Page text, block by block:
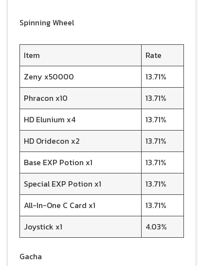
Spinning Wheel
Item
Rate
Zeny x50000
13.71%
Phracon x10
13.71%
HD Elunium x4
13.71%
HD Oridecon x2
13.71%
Base EXP Potion x1
13.71%
Special EXP Potion x1
13.71%
All-In-One C Card x1
13.71%
Joystick x1
4.03%
Gacha